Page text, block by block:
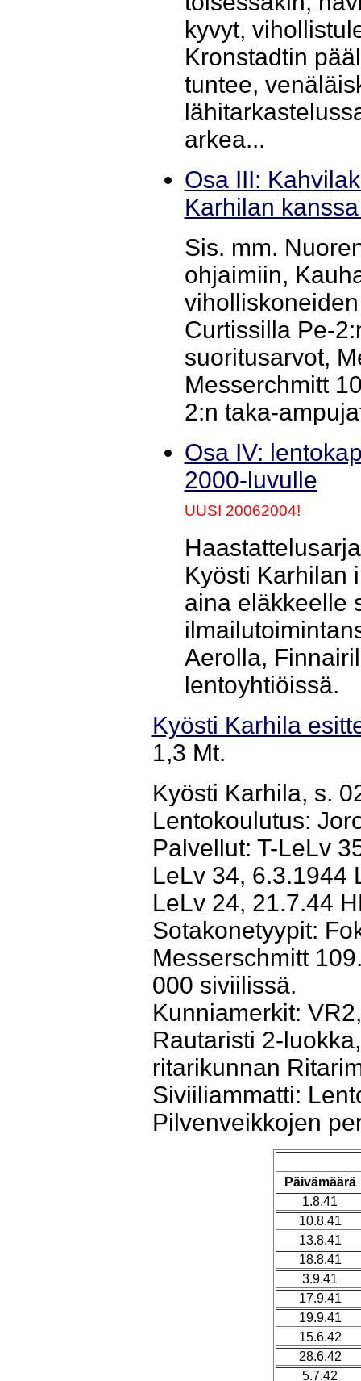
kyvyt,
Kronstadtin
tuntee,
arkea...
Osa III:
Karhilan
Sis. mm.
ohjaimiin,
Curtissilla Pe-
suoritusarvot,
Messerchmitt
2:n taka-
Osa IV:
2000-luvulle
UUSI 20062004!
Kyösti Karhilan
aina eläkkeelle
Aerolla,
lentoyhtiöissä.
Kyösti Karhila
1,3 Mt.
Kyösti Karhila, s.
Lentokoulutus:
Palvellut: T-LeLv
LeLv 34, 6.3.1944
LeLv 24, 21.7.44
Sotakonetyypit:
Messerschmitt
000 siviilissä.
Kunniamerkit:
Rautaristi 2-
ritarikunnan
Siviiliammatti:
Pilvenveikkojen
Päivämäärä
1.8.41
10.8.41
13.8.41
18.8.41
3.9.41
17.9.41
19.9.41
15.6.42
28.6.42
5.7.42